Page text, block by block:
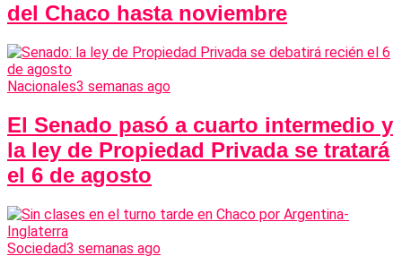
del Chaco hasta noviembre
Nacionales3 semanas ago
El Senado pasó a cuarto intermedio y
la ley de Propiedad Privada se tratará
el 6 de agosto
Sociedad3 semanas ago